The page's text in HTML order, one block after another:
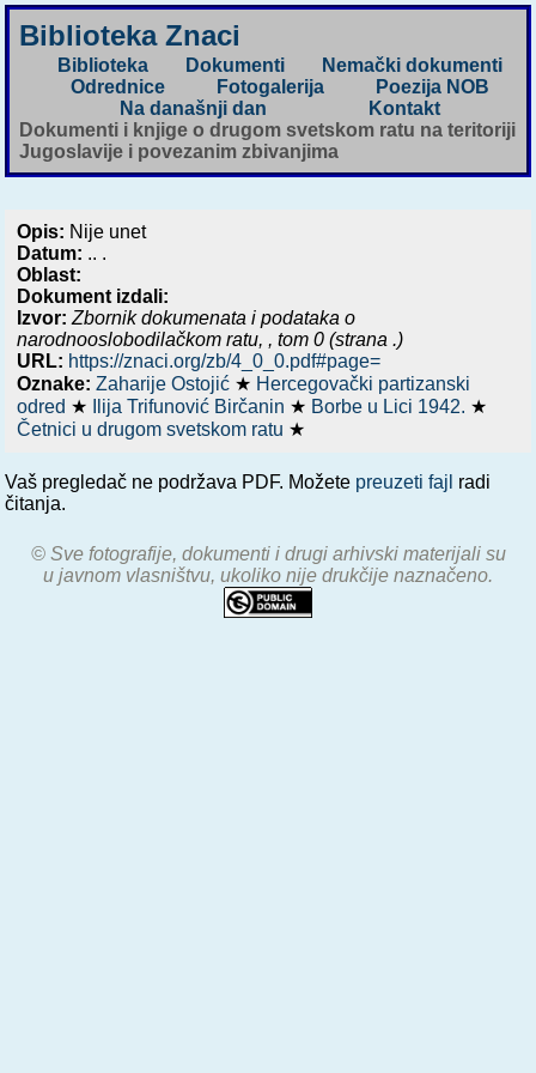
Biblioteka Znaci
Biblioteka Dokumenti
Nemački dokumenti
Odrednice
Fotogalerija
Poezija NOB
Na današnji dan
Kontakt
Dokumenti i knjige o drugom svetskom ratu na teritoriji
Jugoslavije i povezanim zbivanjima
Opis: Nije unet
Datum: .. .
Oblast:
Dokument izdali:
Izvor: Zbornik dokumenata i podataka o
narodnooslobodilačkom ratu, , tom 0 (strana .)
URL: https://znaci.org/zb/4_0_0.pdf#page=
Oznake:Zaharije Ostojić ★ Hercegovački partizanski
odred ★ Ilija Trifunović Birčanin ★ Borbe u Lici 1942. ★
Četnici u drugom svetskom ratu ★
Vaš pregledač ne podržava PDF. Možete preuzeti fajl radi
čitanja.
© Sve fotografije, dokumenti i drugi arhivski materijali su
u javnom vlasništvu, ukoliko nije drukčije naznačeno.